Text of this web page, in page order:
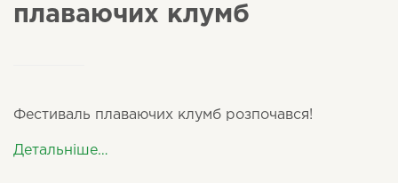
плаваючих клумб
Фестиваль плаваючих клумб розпочався!
Детальніше…